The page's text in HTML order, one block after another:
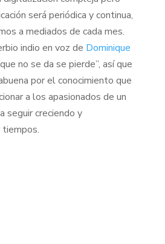
será periódica y continua,
a mediados de cada mes.
indio en voz de Dominique
no se da se pierde”, así que
por el conocimiento que
a los apasionados de un
seguir creciendo y
tiempos.